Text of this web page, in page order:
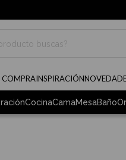
COMPRAINSPIRACIÓN
CocinaCamaMesaBaño